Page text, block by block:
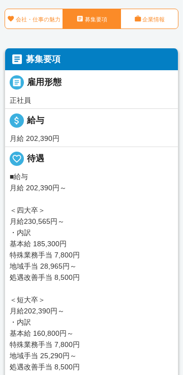
 会社・仕事の魅力  募集要項 企業情報
 募集要項
 雇用形態
正社員
attach_money 給与
月給 202,390円
favorite_border 待遇
■給与
月給 202,390円～
＜四大卒＞
月給230,565円～
・内訳
基本給 185,300円
特殊業務手当 7,800円
地域手当 28,965円～
処遇改善手当 8,500円
＜短大卒＞
月給202,390円～
・内訳
基本給 160,800円～
特殊業務手当 7,800円
地域手当 25,290円～
処遇改善手当 8,500円